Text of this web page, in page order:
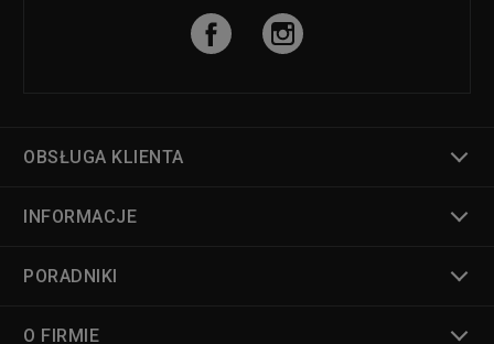
OBSŁUGA KLIENTA
INFORMACJE
PORADNIKI
O FIRMIE